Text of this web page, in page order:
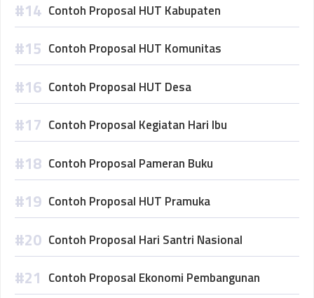
Contoh Proposal HUT Kabupaten
Contoh Proposal HUT Komunitas
Contoh Proposal HUT Desa
Contoh Proposal Kegiatan Hari Ibu
Contoh Proposal Pameran Buku
Contoh Proposal HUT Pramuka
Contoh Proposal Hari Santri Nasional
Contoh Proposal Ekonomi Pembangunan